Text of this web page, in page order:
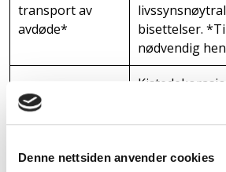
Denne nettsiden anvender cookies
transport av
avdøde*
bisettelser.
nødvendig
Blomst på kisten
programhefter